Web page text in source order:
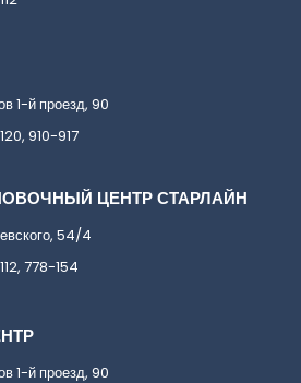
1-й проезд, 90
910-917
ЦЕНТР СТАРЛАЙН
54/4
778-154
1-й проезд, 90